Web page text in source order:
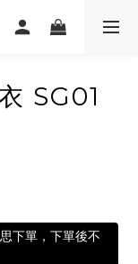
SG01
下單，下單後不